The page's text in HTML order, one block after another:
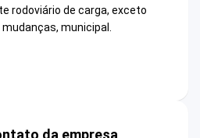
rodoviário de carga, exceto
municipal.
da empresa